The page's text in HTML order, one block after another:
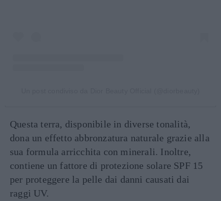
Questa terra, disponibile in diverse tonalità,
dona un effetto abbronzatura naturale grazie alla
sua formula arricchita con minerali. Inoltre,
contiene un fattore di protezione solare SPF 15
per proteggere la pelle dai danni causati dai
raggi UV.